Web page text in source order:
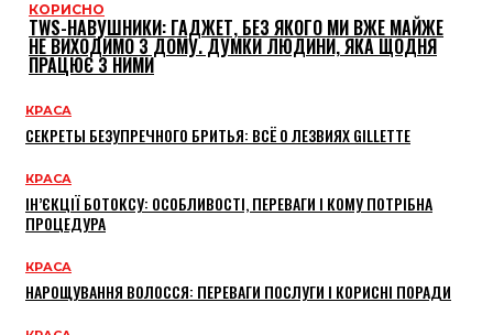
КОРИСНО
TWS-НАВУШНИКИ: ГАДЖЕТ, БЕЗ ЯКОГО МИ ВЖЕ МАЙЖЕ
НЕ ВИХОДИМО З ДОМУ. ДУМКИ ЛЮДИНИ, ЯКА ЩОДНЯ
ПРАЦЮЄ З НИМИ
КРАСА
СЕКРЕТЫ БЕЗУПРЕЧНОГО БРИТЬЯ: ВСЁ О ЛЕЗВИЯХ GILLETTE
КРАСА
ІН’ЄКЦІЇ БОТОКСУ: ОСОБЛИВОСТІ, ПЕРЕВАГИ І КОМУ ПОТРІБНА
ПРОЦЕДУРА
КРАСА
НАРОЩУВАННЯ ВОЛОССЯ: ПЕРЕВАГИ ПОСЛУГИ І КОРИСНІ ПОРАДИ